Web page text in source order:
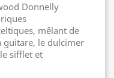
Donnelly
mêlant de
guitare, le dulcimer
sifflet et